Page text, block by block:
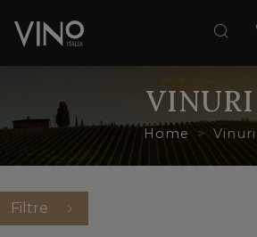
VINURI
Home Vinuri
Filtre